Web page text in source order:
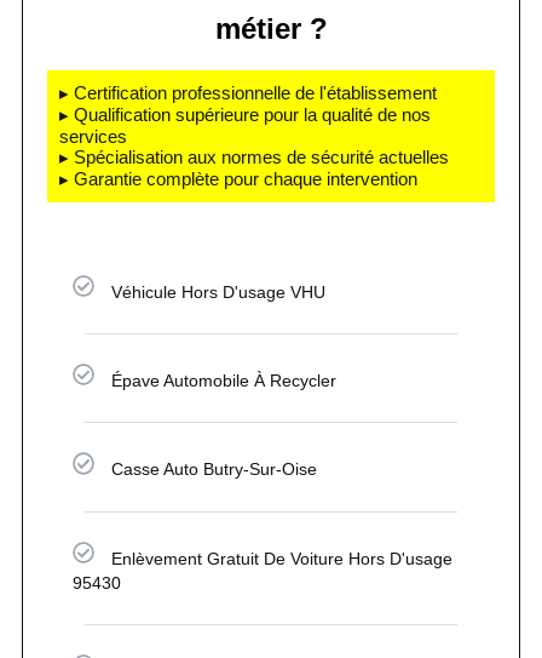
métier ?
▸ Certification professionnelle de l'établissement
▸ Qualification supérieure pour la qualité de nos
services
▸ Spécialisation aux normes de sécurité actuelles
▸ Garantie complète pour chaque intervention
Véhicule Hors D'usage VHU
Épave Automobile À Recycler
Casse Auto Butry-Sur-Oise
Enlèvement Gratuit De Voiture Hors D'usage
95430